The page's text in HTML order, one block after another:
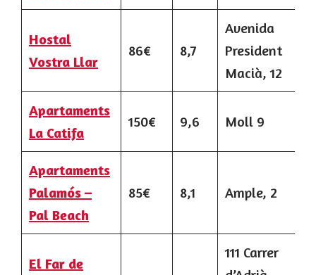
Hostal
Vostra Llar
86€ 8,7
Avenida
President
Macià, 12
Apartaments
La Catifa
150€ 9,6 Moll 9
Apartaments
Palamós –
Pal Beach
85€ 8,1 Ample, 2
El Far de
111 Carrer